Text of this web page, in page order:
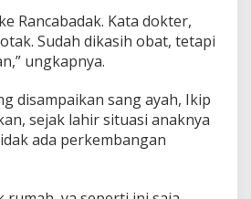
m
k
o
a
n
B
Rancabadak. Kata dokter,
Sudah dikasih obat, tetapi
ungkapnya.
disampaikan sang ayah, Ikip
sejak lahir situasi anaknya
ada perkembangan